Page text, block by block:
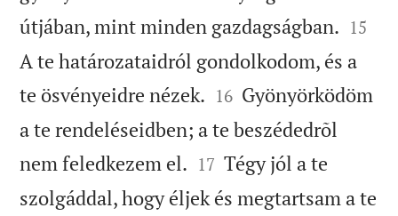
útjában, mint minden gazdagságban. 

15
A te határozataidról gondolkodom, és a
te ösvényeidre nézek. 

16 Gyönyörködöm
a te rendeléseidben; a te beszédedrõl
nem feledkezem el. 

17 Tégy jól a te
szolgáddal, hogy éljek és megtartsam a te